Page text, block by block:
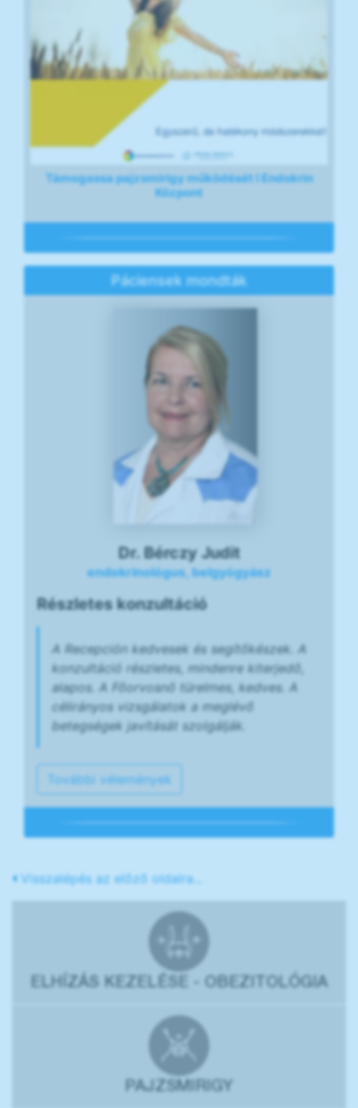
Támogassa pajzsmirigy működését I Endokrin
Központ
Páciensek mondták
Részletes konzultáció
A Recepción kedvesek és segítőkészek. A
konzultáció részletes, mindenre kiterjedő,
alapos. A Főorvosnő türelmes, kedves. A
célirányos vizsgálatok a meglévő
betegségek javítását szolgálják.
További vélemények
Dr. Bérczy Judit
endokrinológus, belgyógyász
Visszalépés az előző oldalra...
ELHÍZÁS KEZELÉSE - OBEZITOLÓGIA
PAJZSMIRIGY